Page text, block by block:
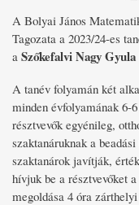
A Bolyai János
Tagozata a 2023/24-es
a Szőkefalvi Nagy
A tanév folyamán két
minden évfolyamának 6-
résztvevők egyénileg,
szaktanáruknak a
szaktanárok javítják,
hívjuk be a résztvevőket
megoldása 4 óra